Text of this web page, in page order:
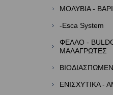
ΜΟΛΥΒΙΑ -
-Esca System
ΦΕΛΛΟ -
ΜΑΛΑΓΡΩΤΕΣ
ΕΝΙΣΧΥΤΙΚΑ -